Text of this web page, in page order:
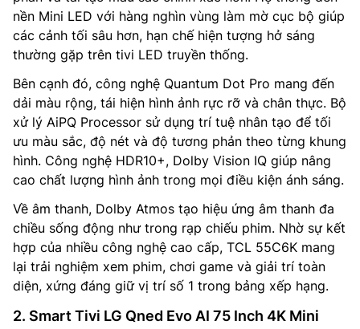
nền Mini LED với hàng nghìn vùng làm mờ cục bộ giúp
các cảnh tối sâu hơn, hạn chế hiện tượng hở sáng
thường gặp trên tivi LED truyền thống.
Bên cạnh đó, công nghệ Quantum Dot Pro mang đến
dải màu rộng, tái hiện hình ảnh rực rỡ và chân thực. Bộ
xử lý AiPQ Processor sử dụng trí tuệ nhân tạo để tối
ưu màu sắc, độ nét và độ tương phản theo từng khung
hình. Công nghệ HDR10+, Dolby Vision IQ giúp nâng
cao chất lượng hình ảnh trong mọi điều kiện ánh sáng.
Về âm thanh, Dolby Atmos tạo hiệu ứng âm thanh đa
chiều sống động như trong rạp chiếu phim. Nhờ sự kết
hợp của nhiều công nghệ cao cấp, TCL 55C6K mang
lại trải nghiệm xem phim, chơi game và giải trí toàn
diện, xứng đáng giữ vị trí số 1 trong bảng xếp hạng.
2. Smart Tivi LG Qned Evo AI 75 Inch 4K Mini